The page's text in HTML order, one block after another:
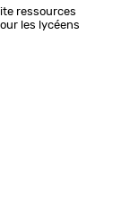
ressources
les lycéens